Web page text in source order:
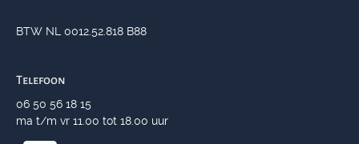
BTW NL 0012.52.818 B88
Telefoon
06 50 56 18 15
ma t/m vr 11.00 tot 18.00 uur